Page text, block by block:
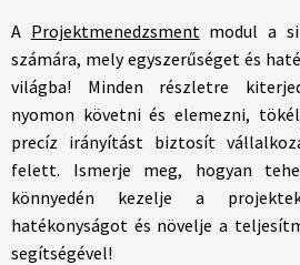
A Projektmenedzsment modul a
számára, mely egyszerűséget és
világba! Minden részletre
nyomon követni és elemezni,
precíz irányítást biztosít
felett. Ismerje meg, hogyan
könnyedén kezelje a
hatékonyságot és növelje a
segítségével!